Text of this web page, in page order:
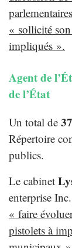
« sollicité
impliqués ».
Agent de
de l’État
Un total de 37
Répertoire
publics.
Le cabinet
enterprise
« faire
pistolets à